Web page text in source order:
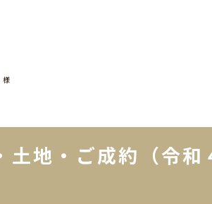
様
土地・ご成約（令